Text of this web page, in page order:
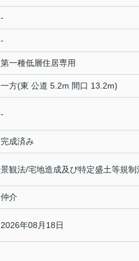
-
-
第一種低層住居専用
一方(東 公道 5.2m 間口 13.2m)
-
完成済み
景観法/宅地造成及び特定盛土等規
仲介
2026年08月18日